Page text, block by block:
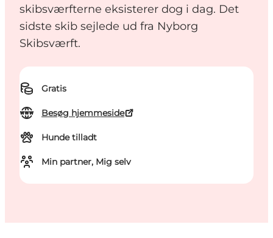
skibsværfterne eksisterer dog i dag. Det
sidste skib sejlede ud fra Nyborg
Skibsværft.
Gratis
Besøg hjemmeside
Hunde tilladt
Min partner, Mig selv